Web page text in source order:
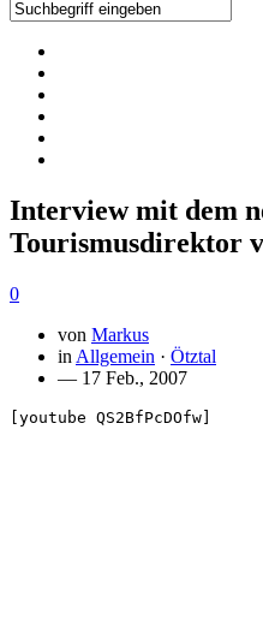
Interview mit dem
Tourismusdirektor
0
von Markus
in Allgemein · Ötztal
— 17 Feb., 2007
[youtube QS2BfPcDOfw]